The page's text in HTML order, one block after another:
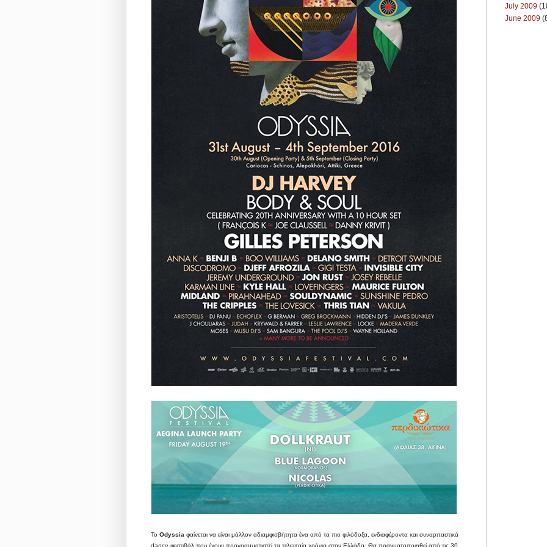
Το Odyssia φαίνεται να είναι μάλλον αδιαμφισβήτητα ένα από τα πιο φιλόδοξα, ενδιαφέροντα και συναρπαστικά
dance φεστιβάλ που έχουν προγραμματιστεί τα τελευταία χρόνια στην Ελλάδα. Θα πραγματοποιηθεί από τις 30
July 2009
June 2009